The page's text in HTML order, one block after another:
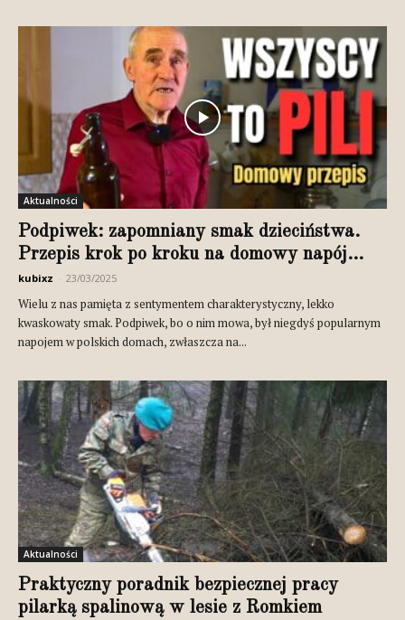
Aktualności
Podpiwek: zapomniany smak dzieciństwa.
Przepis krok po kroku na domowy napój...
kubixz 23/03/2025
Wielu z nas pamięta z sentymentem charakterystyczny, lekko
kwaskowaty smak. Podpiwek, bo o nim mowa, był niegdyś popularnym
napojem w polskich domach, zwłaszcza na...
Aktualności
Praktyczny poradnik bezpiecznej pracy
pilarką spalinową w lesie z Romkiem